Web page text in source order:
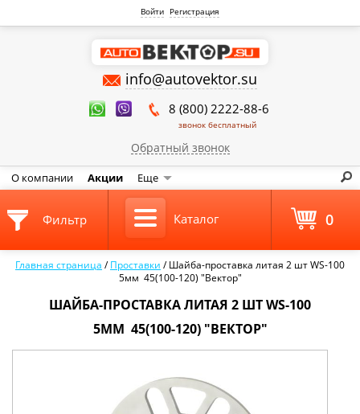
Войти Регистрация
info@autovektor.su
8 (800) 2222-88-6
звонок бесплатный
Обратный звонок
О компании Акции Еще
Главная страница /Проставки /Шайба-проставка литая 2 шт WS-100
5мм 45(100-120) "Вектор"
ШАЙБА-ПРОСТАВКА ЛИТАЯ 2 ШТ WS-100
5ММ 45(100-120) "ВЕКТОР"
Фильтр Каталог 0